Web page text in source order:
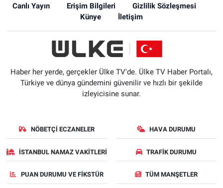
Canlı Yayın Erişim Bilgileri
Gizlilik Sözleşmesi
Künye
İletişim
Haber her yerde, gerçekler Ülke TV'de. Ülke TV Haber Portalı,
Türkiye ve dünya gündemini güvenilir ve hızlı bir şekilde
izleyicisine sunar.
NÖBETÇI ECZANELER HAVA DURUMU
İSTANBUL NAMAZ VAKITLERI TRAFIK DURUMU
PUAN DURUMU VE FIKSTÜR TÜM MANŞETLER